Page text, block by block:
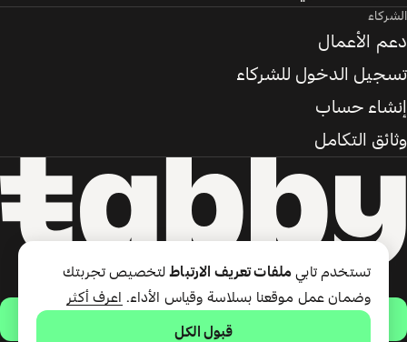
الشركاء
دعم الأعمال
تسجيل الدخول للشركاء
إنشاء حساب
وثائق التكامل
تستخدم تابي ملفات تعريف الارتباطلتخصيص تجربتك
وضمان عمل موقعنا بسلاسة وقياس الأداء.
اعرف أكثر
قبول الكل